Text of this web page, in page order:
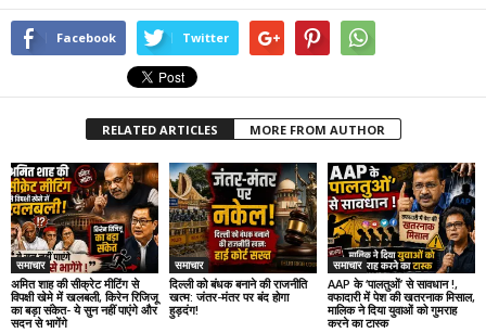
Facebook Twitter
RELATED ARTICLES MORE FROM AUTHOR
समाचार
अमित शाह की सीक्रेट मीटिंग से
विपक्षी खेमे में खलबली, किरेन रिजिजू
का बड़ा संकेत- ये सुन नहीं पाएंगे और
सदन से भागेंगे
समाचार
दिल्ली को बंधक बनाने की राजनीति
खत्म: जंतर-मंतर पर बंद होगा
हुड़दंग!
समाचार
AAP के ‘पालतुओं’ से सावधान !,
वफादारी में पेश की खतरनाक मिसाल,
मालिक ने दिया युवाओं को गुमराह
करने का टास्क